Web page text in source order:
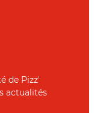
de Pizz'
actualités